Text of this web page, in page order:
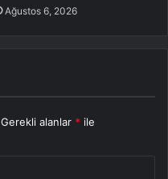
Ağustos 6, 2026
Gerekli alanlar * ile